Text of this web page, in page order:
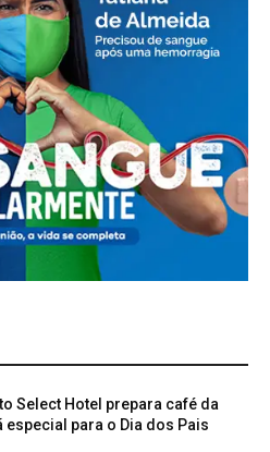
Select Hotel prepara café da
especial para o Dia dos Pais